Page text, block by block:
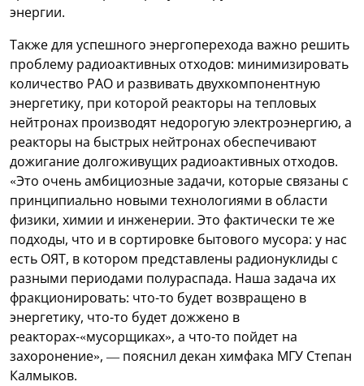
энергии.
Также для успешного энергоперехода важно решить
проблему радиоактивных отходов: минимизировать
количество РАО и развивать двухкомпонентную
энергетику, при которой реакторы на тепловых
нейтронах производят недорогую электроэнергию, а
реакторы на быстрых нейтронах обеспечивают
дожигание долгоживущих радиоактивных отходов.
«Это очень амбициозные задачи, которые связаны с
принципиально новыми технологиями в области
физики, химии и инженерии. Это фактически те же
подходы, что и в сортировке бытового мусора: у нас
есть ОЯТ, в котором представлены радионуклиды с
разными периодами полураспада. Наша задача их
фракционировать: что-то будет возвращено в
энергетику, что-то будет дожжено в
реакторах-«мусорщиках», а что-то пойдет на
захоронение», — пояснил декан химфака МГУ Степан
Калмыков.